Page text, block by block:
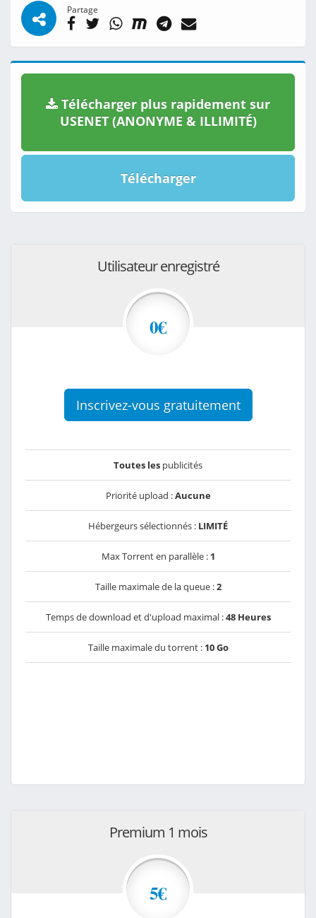
Partage
Télécharger plus rapidement sur
USENET (ANONYME & ILLIMITÉ)
Télécharger
Utilisateur enregistré
0€
Inscrivez-vous gratuitement
Toutes les publicités
Priorité upload :Aucune
Hébergeurs sélectionnés : LIMITÉ
Max Torrent en parallèle : 1
Taille maximale de la queue :2
Temps de download et d'upload maximal :48 Heures
Taille maximale du torrent : 10 Go
Premium 1 mois
5€